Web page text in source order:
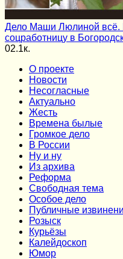
Дело Маши Люлиной всё.
соцработницу в
02.1к.
О проекте
Новости
Несогласные
Актуально
Жесть
Времена былые
Громкое дело
В России
Ну и ну
Из архива
Реформа
Cвободная тема
Особое дело
Публичные
Розыск
Курьёзы
Калейдоскоп
Юмор